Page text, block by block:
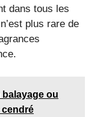
dans tous les
plus rare de
balayage ou